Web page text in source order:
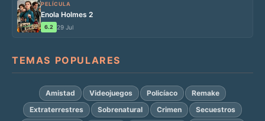
PELÍCULA
Enola Holmes 2
6.2 29 Jul
TEMAS POPULARES
Amistad Videojuegos Policíaco
Remake
Extraterrestres
Sobrenatural Crimen
Secuestros